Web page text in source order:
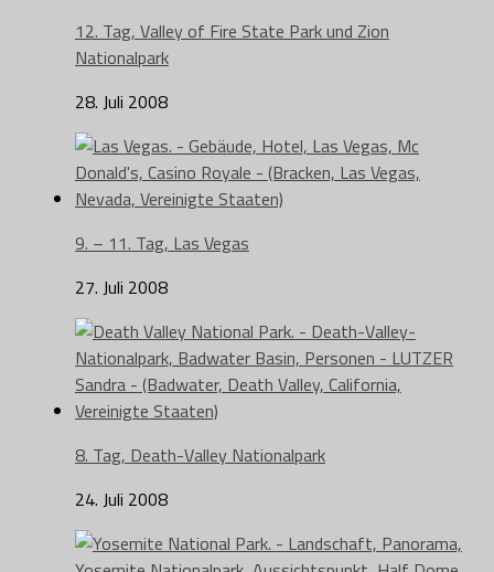
12. Tag, Valley of Fire State Park und Zion
Nationalpark
28. Juli 2008
9. – 11. Tag, Las Vegas
27. Juli 2008
8. Tag, Death-Valley Nationalpark
24. Juli 2008